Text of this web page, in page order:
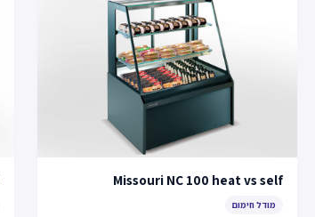
Missouri NC 100 heat vs self
מודל חימום